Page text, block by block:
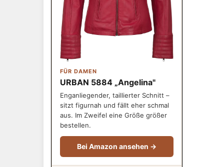
FÜR DAMEN
URBAN 5884 „Angelina"
Enganliegender, taillierter Schnitt –
sitzt figurnah und fällt eher schmal
aus. Im Zweifel eine Größe größer
bestellen.
Bei Amazon ansehen →